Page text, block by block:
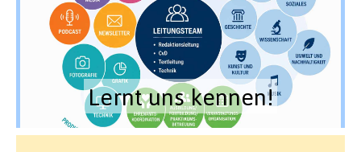
Lernt uns kennen!